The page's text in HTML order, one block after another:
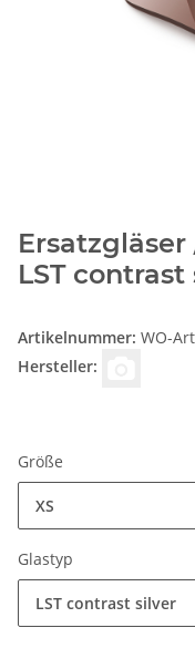
Ersatzgläser
LST contrast
Artikelnummer: WO-
Hersteller:
Größe
XS
Glastyp
LST contrast silver